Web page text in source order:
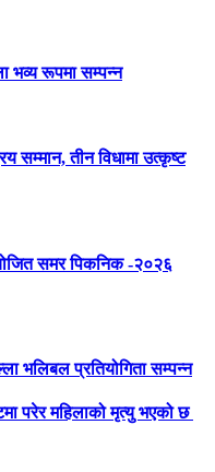
भव्य रूपमा सम्पन्न
सम्मान, तीन विधामा उत्कृष्ट
समर पिकनिक -२०२६
भलिबल प्रतियोगिता सम्पन्न
परेर महिलाको मृत्यु भएको छ